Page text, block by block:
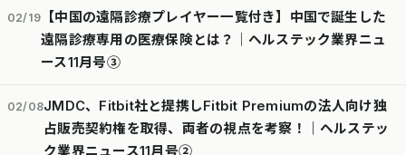
02/19
【中国の遠隔診療プレイヤー一覧付き】中国で誕生した
遠隔診療専用の医療保険とは？│ヘルステック業界ニュ
ース11月号③
02/08JMDC、Fitbit社と提携しFitbit Premiumの法人向け独
占販売契約権を取得、両者の視点を考察！｜ヘルステッ
ク業界ニュース11月号②